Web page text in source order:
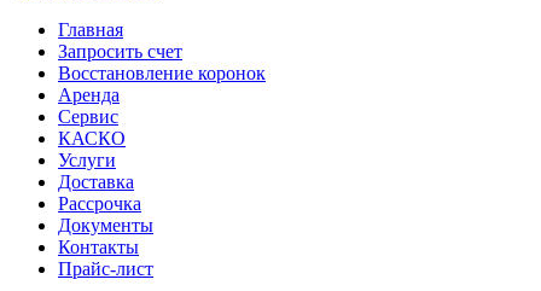
Главная
Запросить счет
Восстановление коронок
Аренда
Сервис
КАСКО
Услуги
Доставка
Рассрочка
Документы
Контакты
Прайс-лист